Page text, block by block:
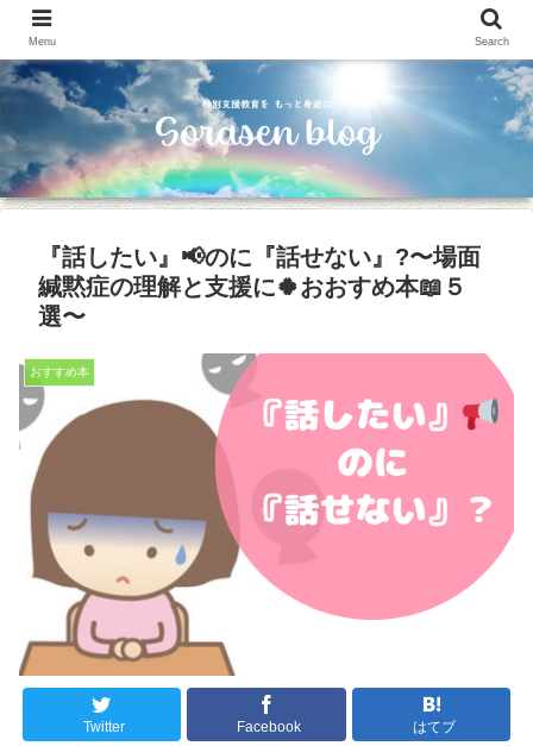
『話したい』📢のに『話せない』?〜場面
緘黙症の理解と支援に🍀おおすめ本📖５
選〜
おすすめ本
Twitter Facebook はてブ
Menu Search